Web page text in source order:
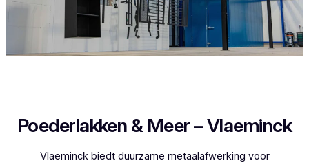
Poederlakken & Meer – Vlaeminck
Vlaeminck biedt duurzame metaalafwerking voor